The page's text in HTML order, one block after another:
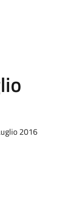
2016